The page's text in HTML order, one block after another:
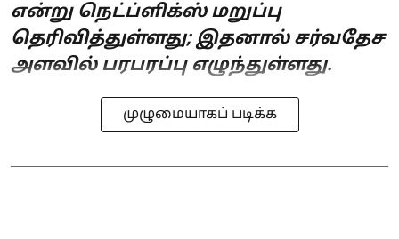
என்று நெட்ப்ளிக்ஸ் மறுப்பு
தெரிவித்துள்ளது; இதனால் சர்வதேச
அளவில் பரபரப்பு எழுந்துள்ளது.
முழுமையாகப் படிக்க